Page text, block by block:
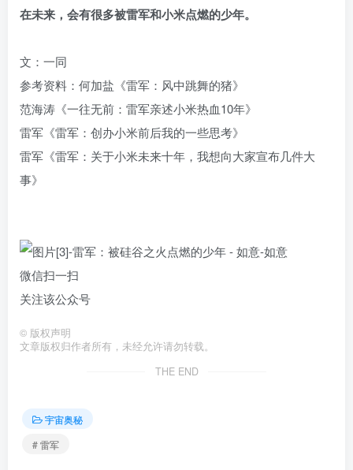
在未来，会有很多被雷军和小米点燃的少年。
文：一同
参考资料：何加盐《雷军：风中跳舞的猪》
范海涛《一往无前：雷军亲述小米热血10年》
雷军《雷军：创办小米前后我的一些思考》
雷军《雷军：关于小米未来十年，我想向大家宣布几件大
事》
微信扫一扫
关注该公众号
© 版权声明
文章版权归作者所有，未经允许请勿转载。
THE END
宇宙奥秘
# 雷军